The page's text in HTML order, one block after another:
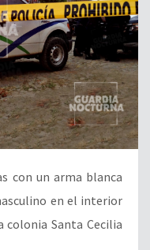
con un arma blanca
en el interior
colonia Santa Cecilia